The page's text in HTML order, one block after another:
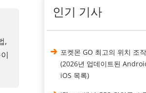
,
인기 기사
포켓몬 GO 최고의 위치 조
(2026년 업데이트된
iOS 목록)